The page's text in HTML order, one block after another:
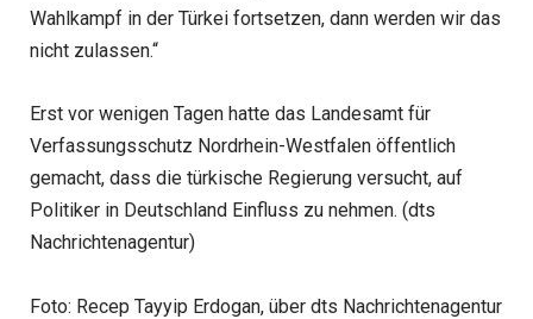
Wahlkampf in der Türkei fortsetzen, dann werden wir das
nicht zulassen.“
Erst vor wenigen Tagen hatte das Landesamt für
Verfassungsschutz Nordrhein-Westfalen öffentlich
gemacht, dass die türkische Regierung versucht, auf
Politiker in Deutschland Einfluss zu nehmen. (dts
Nachrichtenagentur)
Foto: Recep Tayyip Erdogan, über dts Nachrichtenagentur